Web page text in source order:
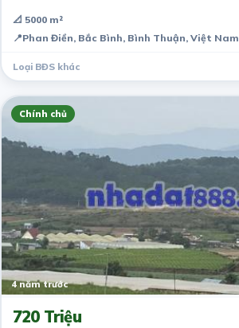
📐 5000 m²
📍Phan Điền, Bắc Bình, Bình Thuận, Việt Nam
Loại BĐS khác
Chính chủ
4 năm trước
720 Triệu